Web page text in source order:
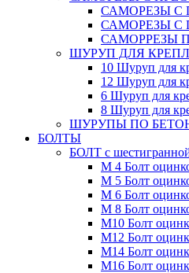
САМОРЕЗЫ С
САМОРЕЗЫ С
САМОРРЕЗЫ
ШУРУП ДЛЯ
10 Шуруп для
12 Шуруп для
6 Шуруп для
8 Шуруп для
ШУРУПЫ ПО
БОЛТЫ
БОЛТ с
М 4 Болт
М 5 Болт
М 6 Болт
М 8 Болт
М10 Болт
М12 Болт
М14 Болт
М16 Болт